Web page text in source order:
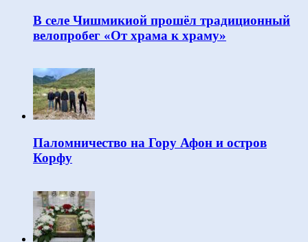
В селе Чишмикиой прошёл традиционный
велопробег «От храма к храму»
Паломничество на Гору Афон и остров
Корфу